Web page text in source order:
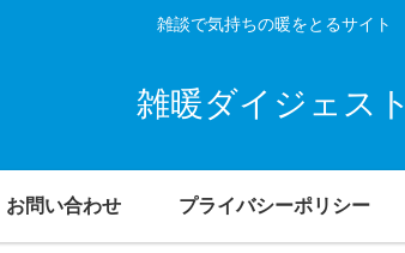
雑談で気持ちの暖をとるサイト
雑暖ダイジェスト
お問い合わせ プライバシーポリシー